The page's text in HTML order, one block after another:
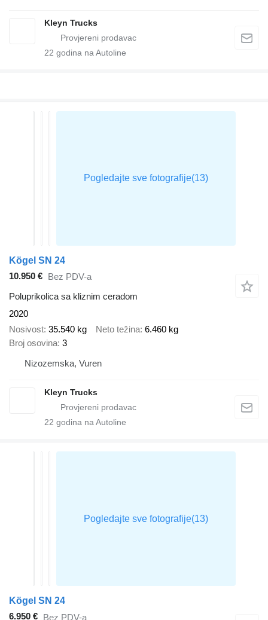
Kleyn Trucks
22 godina na Autoline
Kögel SN 24
10.950 € Bez PDV-a
Poluprikolica sa kliznim ceradom
2020
Nosivost 35.540 kg Neto težina 6.460 kg
Broj osovina 3
Nizozemska, Vuren
Kleyn Trucks
22 godina na Autoline
Kögel SN 24
6.950 € Bez PDV-a